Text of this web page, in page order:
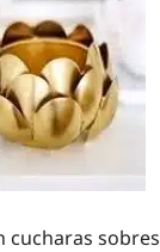
cucharas